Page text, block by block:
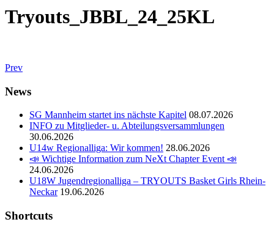
Tryouts_JBBL_24_25KL
Prev
News
SG Mannheim startet ins nächste Kapitel 08.07.2026
INFO zu Mitglieder- u. Abteilungsversammlungen
30.06.2026
U14w Regionalliga: Wir kommen! 28.06.2026
📣 Wichtige Information zum NeXt Chapter Event 📣
24.06.2026
U18W Jugendregionalliga – TRYOUTS Basket Girls Rhein-
Neckar 19.06.2026
Shortcuts